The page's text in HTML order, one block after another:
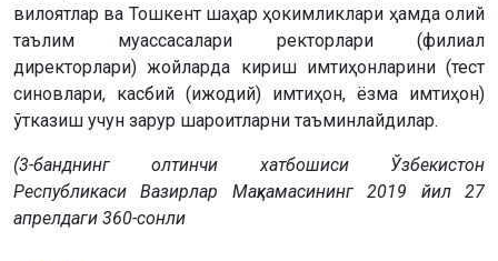
вилоятлар ва Тошкент шаҳар ҳокимликлари ҳамда олий
таълим муассасалари ректорлари (филиал
директорлари) жойларда кириш имтиҳонларини (тест
синовлари, касбий (ижодий) имтиҳон, ёзма имтиҳон)
ўтказиш учун зарур шароитларни таъминлайдилар.
(3-банднинг олтинчи хатбошиси Ўзбекистон
Республикаси Вазирлар Маҳкамасининг 2019 йил 27
апрелдаги 360-сонли